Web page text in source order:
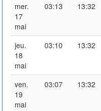
mer.
17
mai
03:13 13:32
jeu.
18
mai
03:10 13:32
ven.
19
mai
03:07 13:32